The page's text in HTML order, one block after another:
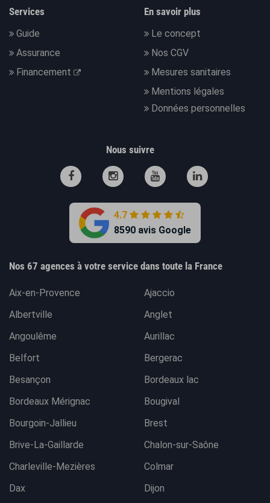
Services
Guide
Assurance
Financement
En savoir plus
Le concept
Nos CGV
Mesures sanitaires
Mentions légales
Données personnelles
Nous suivre
4.7
8590 avis Google
Nos 67 agences à votre service dans toute la France
Aix-en-Provence
Ajaccio
Albertville
Anglet
Angoulême
Aurillac
Belfort
Bergerac
Besançon
Bordeaux lac
Bordeaux Mérignac
Bougival
Bourgoin-Jallieu
Brest
Brive-La-Gaillarde
Chalon-sur-Saône
Charleville-Mezières
Colmar
Dax
Dijon